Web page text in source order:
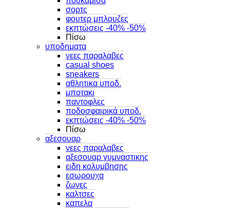
σορτς
φουτερ μπλουζες
εκπτώσεις -40% -50%
Πίσω
υποδηματα
νεες παραλαβες
casual shoes
sneakers
αθλητικα υποδ.
μποτακι
παντοφλες
ποδοσφαιρικά υποδ.
εκπτώσεις -40% -50%
Πίσω
αξεσουαρ
νεες παραλαβες
αξεσουαρ γυμναστικης
ειδη κολυμβησης
εσωρουχα
ζωνες
καλτσες
καπελα